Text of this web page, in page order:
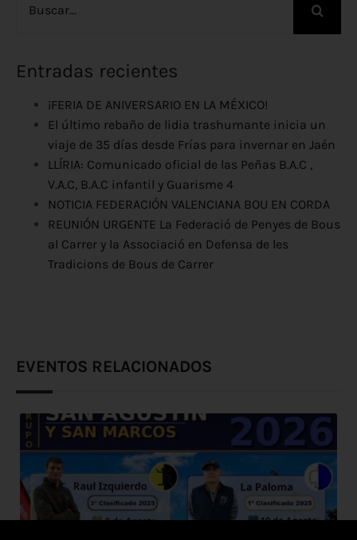
Entradas recientes
¡FERIA DE ANIVERSARIO EN LA MÉXICO!
El último rebaño de lidia trashumante inicia un
viaje de 35 días desde Frías para invernar en Jaén
LLÍRIA: Comunicado oficial de las Peñas B.A.C ,
V.A.C, B.A.C infantil y Guarisme 4
NOTICIA FEDERACIÓN VALENCIANA BOU EN CORDA
REUNIÓN URGENTE La Federació de Penyes de Bous
al Carrer y la Associació en Defensa de les
Tradicions de Bous de Carrer
EVENTOS RELACIONADOS